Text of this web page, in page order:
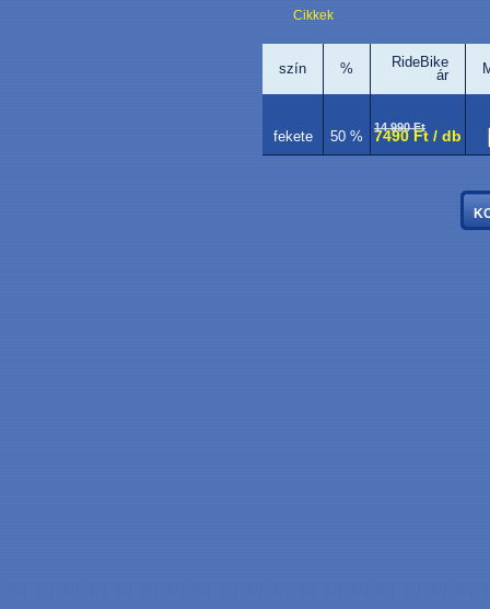
Cikkek
szín %
RideBike
ár
fekete 50 % 7490 Ft / db
14 990 Ft